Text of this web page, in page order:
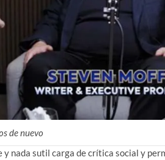
de nuevo
nada sutil carga de crítica social y